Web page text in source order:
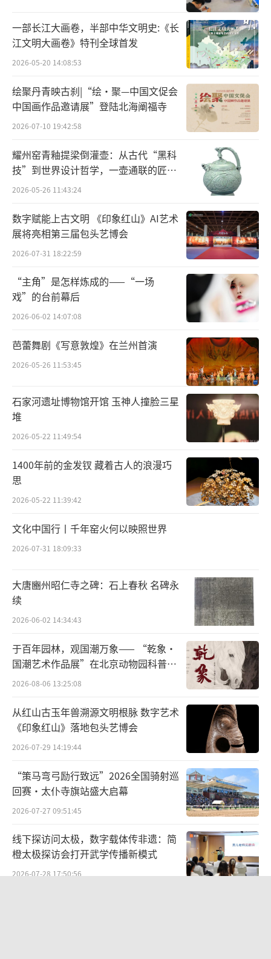
李杨爱情与长生殿主题
白居易的《长恨歌》是另一首与七夕有关
的代表作品，诗歌最后四句：“临别殷勤重寄
词，词中有誓两心知。七月七日长生殿，夜半
无人私语时。在天愿作比翼鸟，在地愿为连理
枝。天长地久有时尽，此恨绵绵无绝期。”作
者杜撰了一个不见于历史记载的“七夕定
情”事件，赋予了七夕节令另一个长盛不衰的
浪漫主题：李杨爱情。自《长恨歌》后，这一
嵬》、元代白朴的《梧桐雨》和清洪升的《长
生殿》等，都是对这一主题的著名演绎。
李商隐的《马嵬》其二最为著名：“海外
徒闻更九州，他生未卜此生休。空闻虎旅传宵
柝，无复鸡人报晓筹。此日六军同驻马，当时
七夕笑牵牛。如何四纪为天子，不及卢家有莫
愁。”
中晚唐诗人的咏史诗不惧于对时局直露的
讽刺，李商隐这首诗即为代表。这首诗不仅讽
刺辛辣，翻案极巧，而且用典妥帖、对仗绝
妙，是唐人七律的代表作之一。其中颈联
的“此日六军同驻马，当时七夕笑牵牛”一贯
被认为是七律中令人拍案的“绝对”。尾联则
借梁武帝《河中之水歌》讽刺玄宗，与当时多
与视角更高一层。与之类似的还有清人袁枚的
《马嵬》：“莫唱当年长恨歌，人间亦自有银
河。石壕村里夫妻别，泪比长生殿上多。”
此外值得一提的是清人洪升的传奇《长生
殿》，这是李杨爱情故事的集大成之作，从名
称即可以看出，剧本的主线就是围绕二人“长
生殿七夕定情”而展开。《长生殿》创作历经
十年，三易其稿，康熙二十七年（1688）完
稿，一时传诵都下。然而好景不长，第二年八
月，洪升邀请好友赵执信、查慎行等在家中观
剧，由于正逢孝懿仁皇后丧期，被御史黄六鸿
记记载，这一事件中，黄六鸿针对的是洪升好
友赵执信，赵执信康熙十八年（1679）中进
士，年仅18岁，可谓少年得意，相传黄六鸿入
都待选，携土特产与诗集拜见赵执信，赵执信
收下特产，却送回诗集，云：“土物拜登，大
集敬璧。”因此黄六鸿“衔之次骨”，至康熙
一部长江大画卷，半部中华文明史:《长
江文明大画卷》特刊全球首发
2026-05-20 14:08:53
绘聚丹青映古刹|“绘·聚—中国文促会
中国画作品邀请展”登陆北海阐福寺
2026-07-10 19:42:58
耀州窑青釉提梁倒灌壶：从古代“黑科
技”到世界设计哲学，一壶通联的匠心
宇宙
2026-05-26 11:43:24
数字赋能上古文明 《印象红山》AI艺术
展将亮相第三届包头艺博会
2026-07-31 18:22:59
“主角”是怎样炼成的——“一场
戏”的台前幕后
2026-06-02 14:07:08
芭蕾舞剧《写意敦煌》在兰州首演
2026-05-26 11:53:45
石家河遗址博物馆开馆 玉神人撞脸三星
堆
2026-05-22 11:49:54
1400年前的金发钗 藏着古人的浪漫巧
思
2026-05-22 11:39:42
文化中国行丨千年窑火何以映照世界
2026-07-31 18:09:33
大唐豳州昭仁寺之碑：石上春秋 名碑永
续
2026-06-02 14:34:43
于百年园林，观国潮万象—— “乾象·
国潮艺术作品展”在北京动物园科普馆
机动展厅开展
2026-08-06 13:25:08
从红山古玉年兽溯源文明根脉 数字艺术
《印象红山》落地包头艺博会
2026-07-29 14:19:44
“策马弯弓励行致远”2026全国骑射巡
回赛·太仆寺旗站盛大启幕
2026-07-27 09:51:45
线下探访问太极，数字载体传非遗：简
橙太极探访会打开武学传播新模式
2026-07-28 17:50:56